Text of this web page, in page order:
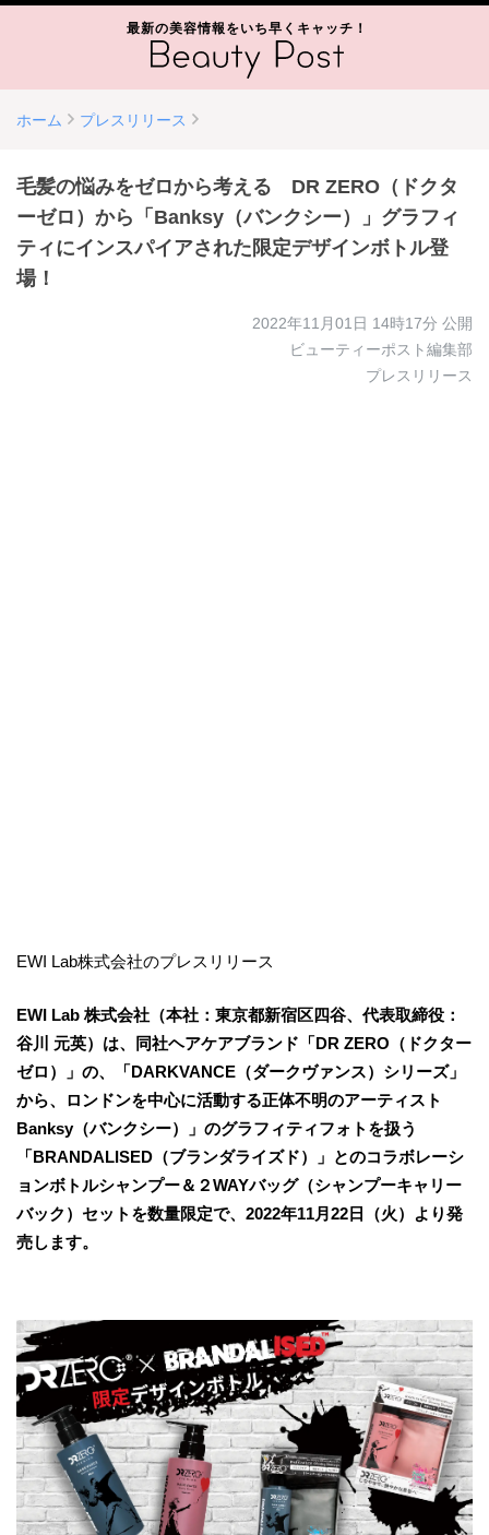
最新の美容情報をいち早くキャッチ！
ホーム プレスリリース
毛髪の悩みをゼロから考える DR ZERO（ドクタ
ーゼロ）から「Banksy（バンクシー）」グラフィ
ティにインスパイアされた限定デザインボトル登
場！
2022年11月01日 14時17分 公開
ビューティーポスト編集部
プレスリリース
EWI Lab株式会社のプレスリリース
EWI Lab 株式会社（本社：東京都新宿区四谷、代表取締役：
谷川 元英）は、同社ヘアケアブランド「DR ZERO（ドクター
ゼロ）」の、「DARKVANCE（ダークヴァンス）シリーズ」
から、ロンドンを中心に活動する正体不明のアーティスト
Banksy（バンクシー）」のグラフィティフォトを扱う
「BRANDALISED（ブランダライズド）」とのコラボレーシ
ョンボトルシャンプー＆２WAYバッグ（シャンプーキャリー
バック）セットを数量限定で、2022年11月22日（火）より発
売します。